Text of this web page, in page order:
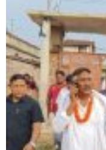
सिराहा-२ मा संजय